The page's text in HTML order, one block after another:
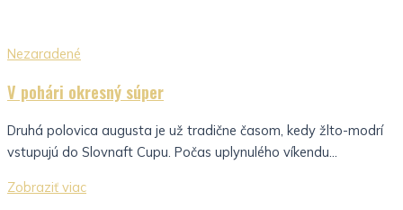
Nezaradené
V pohári okresný súper
Druhá polovica augusta je už tradične časom, kedy žlto-modrí
vstupujú do Slovnaft Cupu. Počas uplynulého víkendu...
Zobraziť viac